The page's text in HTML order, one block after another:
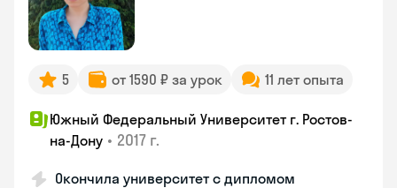
5 от 1590 ₽ за урок 11 лет опыта
Южный Федеральный Университет г. Ростов-
на-Дону • 2017 г.
Окончила университет с дипломом